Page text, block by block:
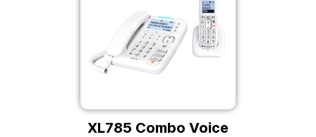
XL785 Combo Voice